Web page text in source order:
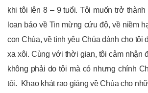
khi tôi lên 8 – 9 tuổi. Tôi muốn trở
loan báo về Tin mừng cứu độ, về niềm
con Chúa, về tình yêu Chúa dành cho tôi
xa xôi. Cùng với thời gian, tôi cảm nhận
không phải do tôi mà có nhưng chính
tôi. Khao khát rao giảng về Chúa cho